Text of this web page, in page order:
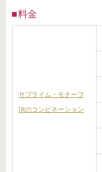
料金
サブライム・モチーフ
IRのコンビネーション